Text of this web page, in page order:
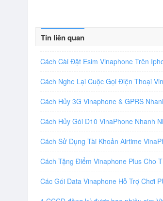
Tin liên quan
Cách Cài Đặt Esim Vinaphone Trên
Cách Nghe Lại Cuộc Gọi Điện Thoại
Cách Hủy 3G Vinaphone & GPRS
Cách Hủy Gói D10 VinaPhone Nhanh
Cách Sử Dụng Tài Khoản Airtime
Cách Tặng Điểm Vinaphone Plus Cho
Các Gói Data Vinaphone Hỗ Trợ Chơi